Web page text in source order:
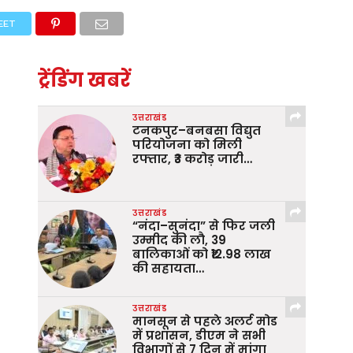
ट्रेंडिंग खबरें
उत्तराखंड
टनकपुर–बनबसा विद्युत
परियोजना को मिली
रफ्तार, ₹3 करोड़ जारी…
उत्तराखंड
“नंदा–सुनंदा” से फिर जली
उम्मीद की लौ, 39
बालिकाओं को ₹12.98 लाख
की सहायता…
उत्तराखंड
मानसून से पहले अलर्ट मोड
में प्रशासन, डीएम ने सभी
विभागों से 7 दिन में मांगा